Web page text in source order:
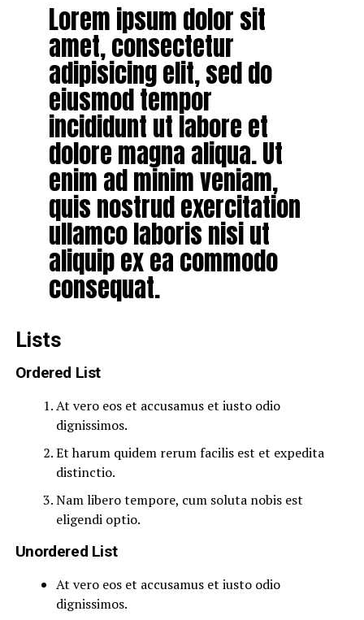
Lorem ipsum dolor sit
amet, consectetur
adipisicing elit, sed do
eiusmod tempor
incididunt ut labore et
dolore magna aliqua. Ut
enim ad minim veniam,
quis nostrud exercitation
ullamco laboris nisi ut
aliquip ex ea commodo
consequat.
Lists
Ordered List
At vero eos et accusamus et iusto odio
dignissimos.
Et harum quidem rerum facilis est et expedita
distinctio.
Nam libero tempore, cum soluta nobis est
eligendi optio.
Unordered List
At vero eos et accusamus et iusto odio
dignissimos.